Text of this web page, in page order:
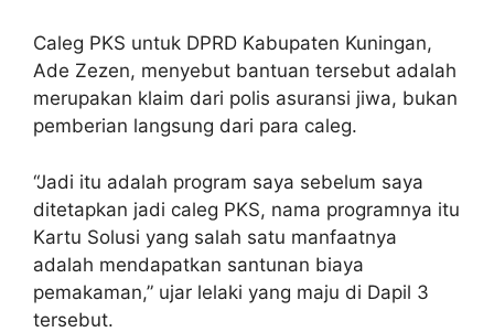
Caleg PKS untuk DPRD Kabupaten Kuningan,
Ade Zezen, menyebut bantuan tersebut adalah
merupakan klaim dari polis asuransi jiwa, bukan
pemberian langsung dari para caleg.
“Jadi itu adalah program saya sebelum saya
ditetapkan jadi caleg PKS, nama programnya itu
Kartu Solusi yang salah satu manfaatnya
adalah mendapatkan santunan biaya
pemakaman,” ujar lelaki yang maju di Dapil 3
tersebut.